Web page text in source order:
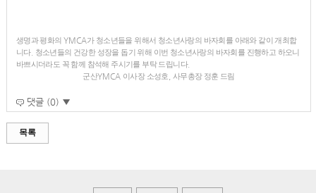
생명과 평화의YMCA가 청소년들을 위해서 청소년사랑의 바자회를 아래와 같이 개최합
니다. 청소년들의 건강한 성장을 돕기 위해 이번 청소년사랑의 바자회를 진행하고 하오니
바쁘시더라도 꼭 함께 참석해 주시기를 부탁 드립니다.
군산YMCA 이사장 소성호 사무총장 정훈 드림
댓글 (0) ▼
목록